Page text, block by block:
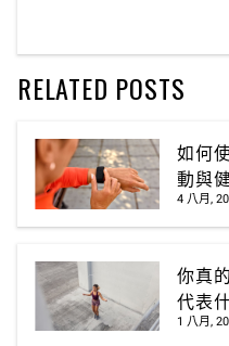
RELATED POSTS
如何
動與
4 八月,
你真
代表
1 八月,